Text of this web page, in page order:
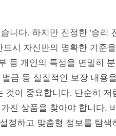
니다. 하지만 진정한 '승리
시 자신만의 명확한 기준
등 개인의 특성을 면밀히
금 등 실질적인 보장 내용
것이 중요합니다. 단순히 저
진 상품을 찾아야 합니다.
정하고 맞춤형 정보를 탐색